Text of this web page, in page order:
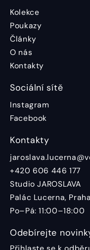
Kolekce
Poukazy
Články
O nás
Kontakty
Sociální sítě
Instagram
Facebook
Kontakty
+420 606 446 177
Studio JAROSLAVA
Palác Lucerna, Praha
Po–Pá: 11:00–18:00
Odebírejte